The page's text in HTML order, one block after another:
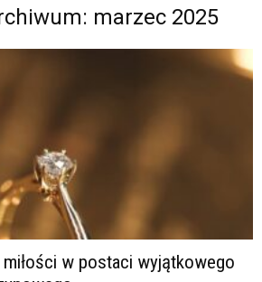
marzec 2025
w postaci wyjątkowego